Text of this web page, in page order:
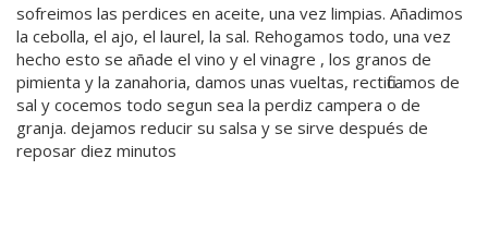
sofreimos las perdices en aceite, una vez limpias. Añadimos
la cebolla, el ajo, el laurel, la sal. Rehogamos todo, una vez
hecho esto se añade el vino y el vinagre , los granos de
pimienta y la zanahoria, damos unas vueltas, rectificamos de
sal y cocemos todo segun sea la perdiz campera o de
granja. dejamos reducir su salsa y se sirve después de
reposar diez minutos